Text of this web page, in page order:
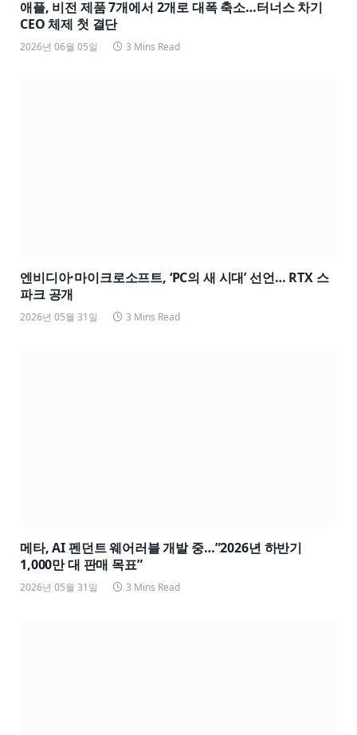
애플, 비전 제품 7개에서 2개로 대폭 축소…터너스 차기
CEO 체제 첫 결단
2026년 06월 05일 3 Mins Read
엔비디아·마이크로소프트, ‘PC의 새 시대’ 선언… RTX 스
파크 공개
2026년 05월 31일 3 Mins Read
메타, AI 펜던트 웨어러블 개발 중…”2026년 하반기
1,000만 대 판매 목표”
2026년 05월 31일 3 Mins Read